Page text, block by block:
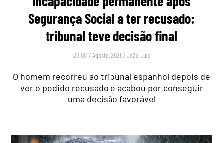
Segurança Social a ter recusado:
tribunal teve decisão final
20:00 7 Agosto, 2026 |João Luís
O homem recorreu ao tribunal espanhol depois de
ver o pedido recusado e acabou por conseguir
uma decisão favorável